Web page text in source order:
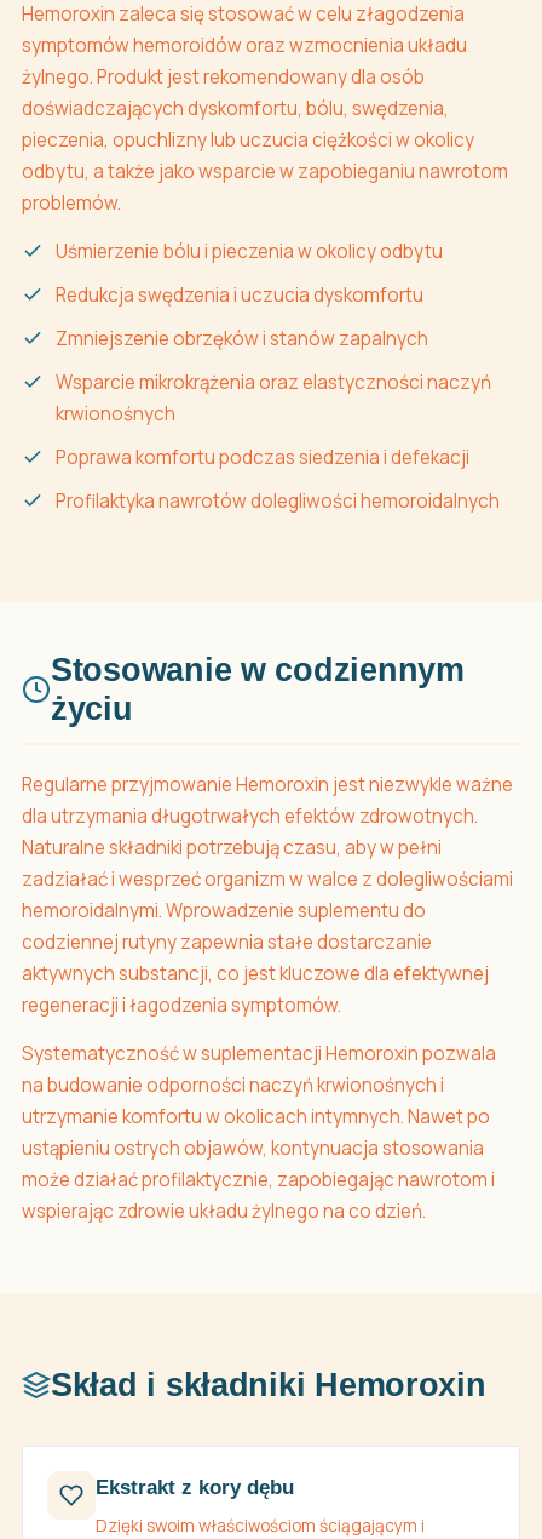
Hemoroxin zaleca się stosować w celu złagodzenia
symptomów hemoroidów oraz wzmocnienia układu
żylnego. Produkt jest rekomendowany dla osób
doświadczających dyskomfortu, bólu, swędzenia,
pieczenia, opuchlizny lub uczucia ciężkości w okolicy
odbytu, a także jako wsparcie w zapobieganiu nawrotom
problemów.
Uśmierzenie bólu i pieczenia w okolicy odbytu
Redukcja swędzenia i uczucia dyskomfortu
Zmniejszenie obrzęków i stanów zapalnych
Wsparcie mikrokrążenia oraz elastyczności naczyń
krwionośnych
Poprawa komfortu podczas siedzenia i defekacji
Profilaktyka nawrotów dolegliwości hemoroidalnych
Stosowanie w codziennym
życiu
Regularne przyjmowanie Hemoroxin jest niezwykle ważne
dla utrzymania długotrwałych efektów zdrowotnych.
Naturalne składniki potrzebują czasu, aby w pełni
zadziałać i wesprzeć organizm w walce z dolegliwościami
hemoroidalnymi. Wprowadzenie suplementu do
codziennej rutyny zapewnia stałe dostarczanie
aktywnych substancji, co jest kluczowe dla efektywnej
regeneracji i łagodzenia symptomów.
Systematyczność w suplementacji Hemoroxin pozwala
na budowanie odporności naczyń krwionośnych i
utrzymanie komfortu w okolicach intymnych. Nawet po
ustąpieniu ostrych objawów, kontynuacja stosowania
może działać profilaktycznie, zapobiegając nawrotom i
wspierając zdrowie układu żylnego na co dzień.
Skład i składniki Hemoroxin
Ekstrakt z kory dębu
Dzięki swoim właściwościom ściągającym i